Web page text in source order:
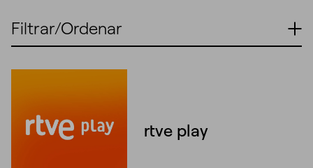
Filtrar/Ordenar
UnmuteSettings
rtve play